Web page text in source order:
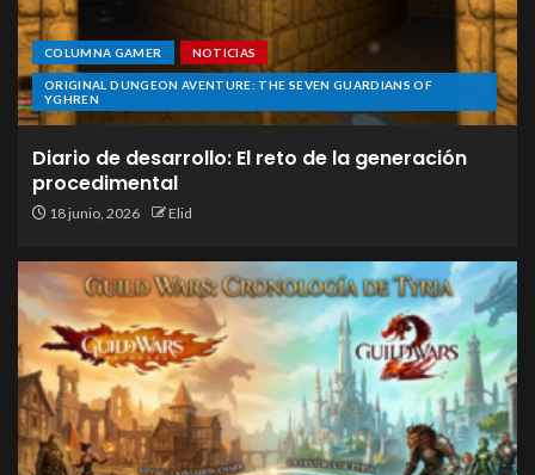
COLUMNA GAMER NOTICIAS
ORIGINAL DUNGEON AVENTURE: THE SEVEN GUARDIANS OF
YGHREN
Diario de desarrollo: El reto de la generación
procedimental
18 junio, 2026 Elid